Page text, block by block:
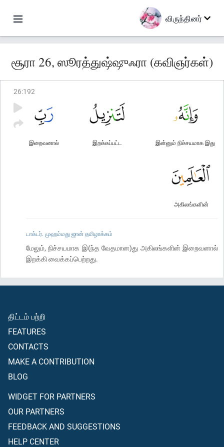
விருந்தினர்
சூரா 26, ஸூரத்துஷ்ஷுஃரா (கவிஞர்கள்)
26:192
இன்னும் நிச்சயமாக இது
இறக்கப்பட்ட
இறைவனால்
அகிலங்களின்
டாக்டர். முஹம்மது ஜான் தமிழாக்கம்
மேலும், நிச்சயமாக இ(ந்த வேதமான)து அகிலங்களின் இறைவனால்
இறக்கி வைக்கப்பெற்றது.
திட்டம் பற்றி
FEATURES
CONTACTS
MAKE A CONTRIBUTION
BLOG
WIDGET FOR PARTNERS
OUR PARTNERS
FEEDBACK AND SUGGESTIONS
HELP CENTER